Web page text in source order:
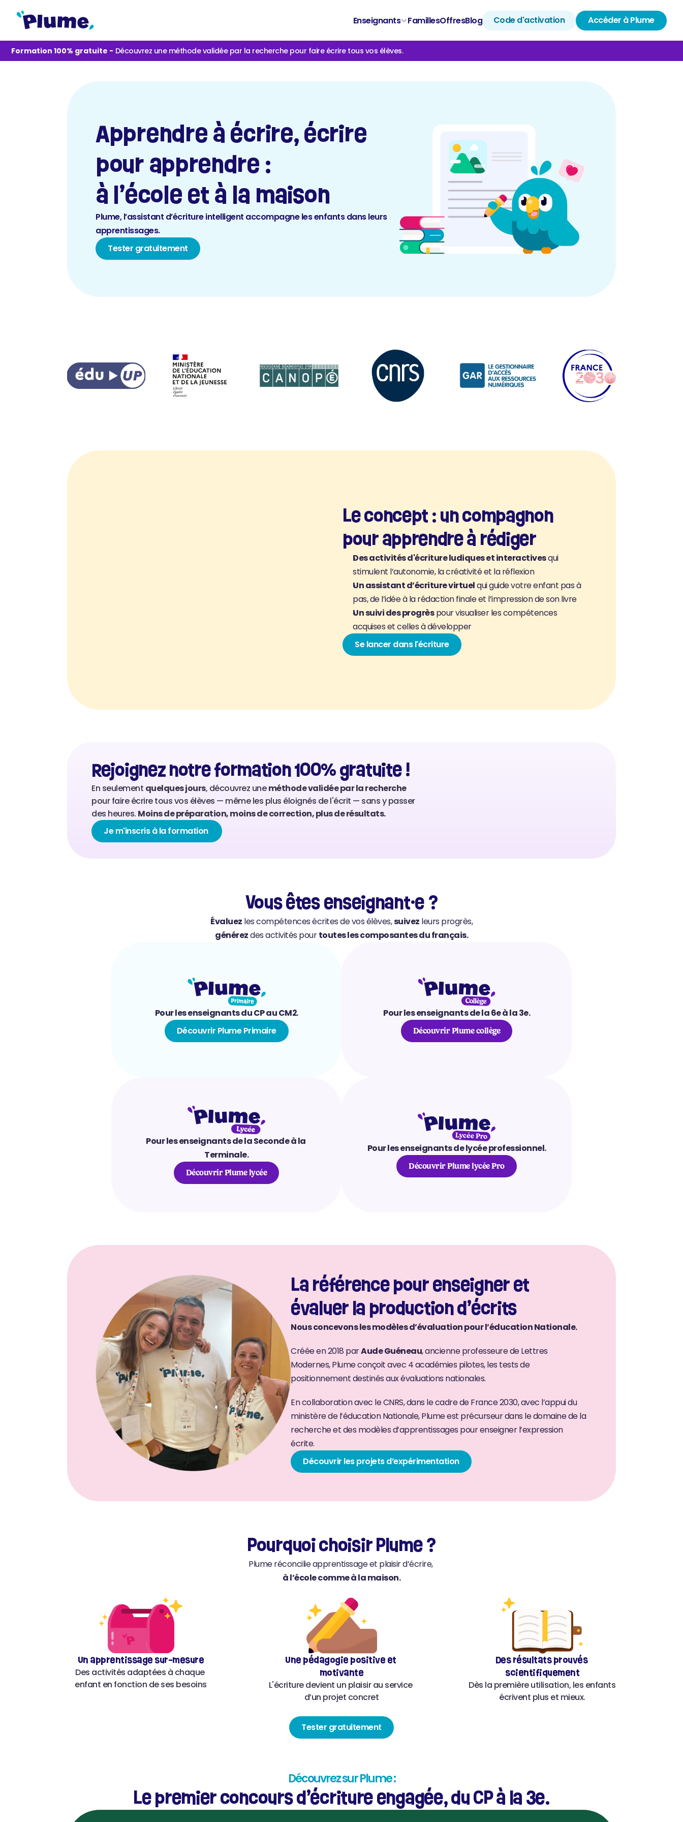
Enseignants FamillesOffresBlog Code d'activation Accéder à Plume
Formation 100% gratuite - Découvrez une méthode validée par la recherche pour faire écrire tous vos élèves.
Apprendre à écrire, écrire
pour apprendre :
à l’école et à la maison
Plume, l’assistant d’écriture intelligent accompagne les enfants dans leurs
apprentissages.
Tester gratuitement
Le concept : un compagnon
pour apprendre à rédiger
Des activités d'écriture ludiques et interactives qui
stimulent l’autonomie, la créativité et la réflexion
Un assistant d’écriture virtuel qui guide votre enfant pas à
pas, de l’idée à la rédaction finale et l’impression de son livre
Un suivi des progrès pour visualiser les compétences
acquises et celles à développer
Se lancer dans l'écriture
Rejoignez notre formation 100% gratuite !
En seulement quelques jours, découvrez une méthode validée par la recherche
pour faire écrire tous vos élèves — même les plus éloignés de l'écrit — sans y passer
des heures. Moins de préparation, moins de correction, plus de résultats.
Je m'inscris à la formation
Vous êtes enseignant·e ?
Évaluez les compétences écrites de vos élèves, suivez
leurs progrès,
générez des activités pour toutes les composantes du français.
Pour les enseignants du CP au CM2.
Découvrir Plume Primaire
Pour les enseignants de la 6e à la 3e.
Découvrir Plume collège
Pour les enseignants de la Seconde à la
Terminale.
Découvrir Plume lycée
Pour les enseignants de lycée professionnel.
Découvrir Plume lycée Pro
La référence pour enseigner et
évaluer la production d’écrits
Nous concevons les modèles d’évaluation pour l’éducation Nationale.
Créée en 2018 par Aude Guéneau, ancienne professeure de Lettres
Modernes, Plume conçoit avec 4 académies pilotes, les tests de
positionnement destinés aux évaluations nationales.
En collaboration avec le CNRS, dans le cadre de France 2030, avec l’appui du
ministère de l’éducation Nationale, Plume est précurseur dans le domaine de la
recherche et des modèles d’apprentissages pour enseigner l’expression
écrite.
Découvrir les projets d’expérimentation
Pourquoi choisir Plume ?
Plume réconcilie apprentissage et plaisir d’écrire,
à l’école comme à la maison.
Un apprentissage sur-mesure
Des activités adaptées à chaque
enfant en fonction de ses besoins
Une pédagogie positive et
motivante
L'écriture devient un plaisir au service
d’un projet concret
Des résultats prouvés
scientifiquement
Dès la première utilisation, les enfants
écrivent plus et mieux.
Tester gratuitement
Découvrez sur Plume :
Le premier concours d’écriture engagée, du CP à la 3e.